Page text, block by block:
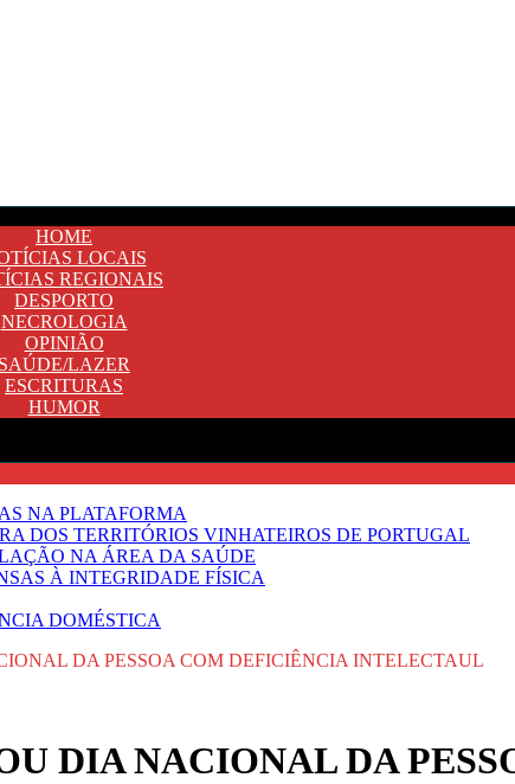
HOME
LOCAIS
REGIONAIS
DESPORTO
NECROLOGIA
OPINIÃO
SAÚDE/LAZER
ESCRITURAS
HUMOR
NA PLATAFORMA
DOS TERRITÓRIOS VINHATEIROS DE PORTUGAL
NA ÁREA DA SAÚDE
À INTEGRIDADE FÍSICA
DOMÉSTICA
DA PESSOA COM DEFICIÊNCIA INTELECTAUL
DIA NACIONAL DA